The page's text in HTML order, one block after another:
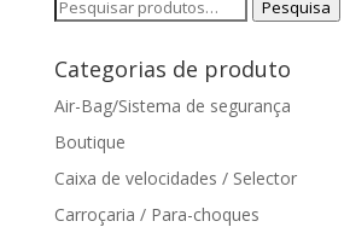
Pesquisar
Pesquisa
Categorias de produto
Air-Bag/Sistema de segurança
Boutique
Caixa de velocidades / Selector
Carroçaria / Para-choques